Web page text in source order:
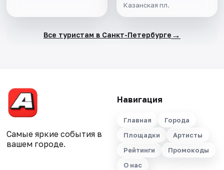
Казанская пл.
Все туристам в Санкт-Петербурге →
Самые яркие события в
вашем городе.
Навигация
Главная
Города
Площадки
Артисты
Рейтинги
Промокоды
О нас